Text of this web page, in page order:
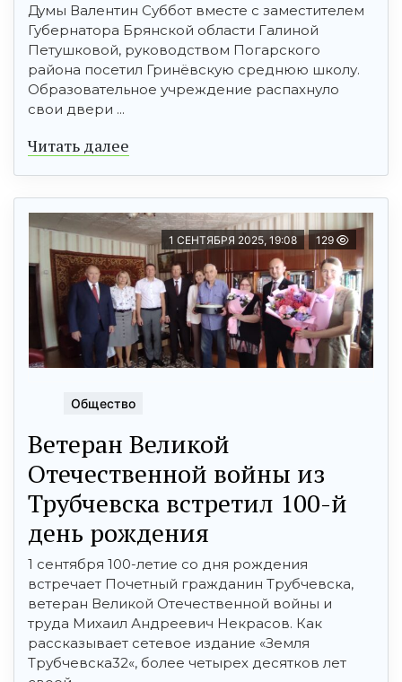
Думы Валентин Суббот вместе с заместителем
Губернатора Брянской области Галиной
Петушковой, руководством Погарского
района посетил Гринёвскую среднюю школу.
Образовательное учреждение распахнуло
свои двери ...
Читать далее
1 СЕНТЯБРЯ 2025, 19:08 129
Общество
Ветеран Великой
Отечественной войны из
Трубчевска встретил 100-й
день рождения
1 сентября 100-летие со дня рождения
встречает Почетный гражданин Трубчевска,
ветеран Великой Отечественной войны и
труда Михаил Андреевич Некрасов. Как
рассказывает сетевое издание «Земля
Трубчевска32«, более четырех десятков лет